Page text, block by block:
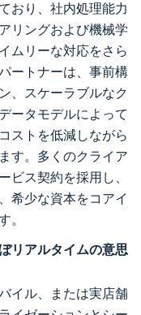
おり、社内処理能力
リングおよび機械学
ムリーな対応をさら
ートナーは、事前構
、スケーラブルなク
ータモデルによって
ストを低減しながら
す。多くのクライア
ビス契約を採用し、
希少な資本をコアイ
。
リアルタイムの意思
イル、または実店舗